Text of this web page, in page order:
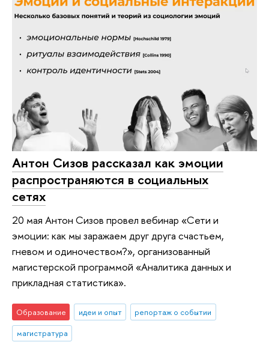
Антон Сизов рассказал как эмоции
распространяются в социальных
сетях
20 мая Антон Сизов провел вебинар «Сети и
эмоции: как мы заражаем друг друга счастьем,
гневом и одиночеством?», организованный
магистерской программой «Аналитика данных и
прикладная статистика».
Образование идеи и опыт
репортаж о событии
магистратура